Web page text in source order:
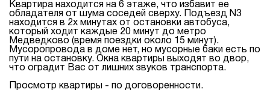
Квартира находится на 6 этаже, что избавит ее
обладателя от шума соседей сверху. Подъезд N3
находится в 2х минутах от остановки автобуса,
который ходит каждые 20 минут до метро
Медведково (время поездки около 15 минут).
Мусоропровода в доме нет, но мусорные баки есть по
пути на остановку. Окна квартиры выходят во двор,
что оградит Вас от лишних звуков транспорта.
Просмотр квартиры - по договоренности.